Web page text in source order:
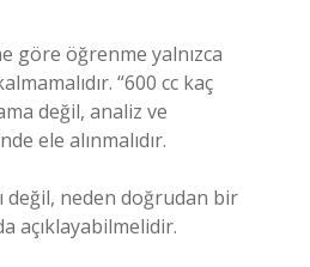
göre öğrenme yalnızca
“600 cc kaç
değil, analiz ve
ele alınmalıdır.
değil, neden doğrudan bir
açıklayabilmelidir.